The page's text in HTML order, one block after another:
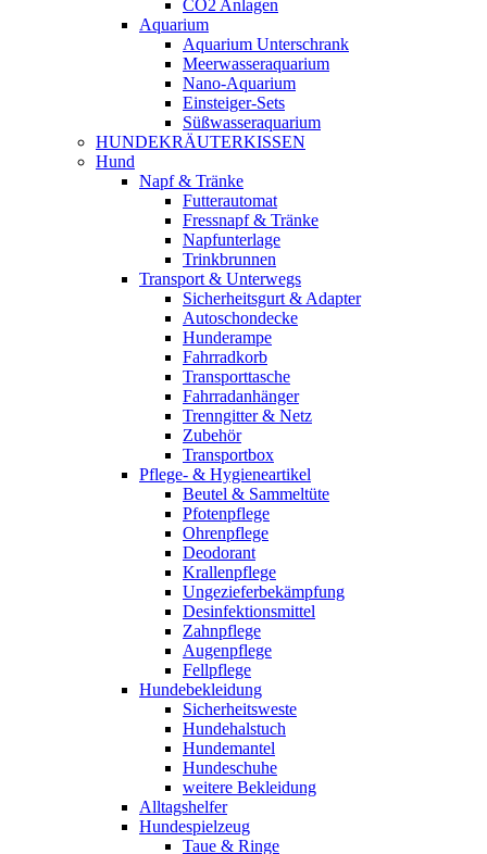
CO2 Anlagen
Aquarium
Aquarium Unterschrank
Meerwasseraquarium
Nano-Aquarium
Einsteiger-Sets
Süßwasseraquarium
HUNDEKRÄUTERKISSEN
Hund
Napf & Tränke
Futterautomat
Fressnapf & Tränke
Napfunterlage
Trinkbrunnen
Transport & Unterwegs
Sicherheitsgurt & Adapter
Autoschondecke
Hunderampe
Fahrradkorb
Transporttasche
Fahrradanhänger
Trenngitter & Netz
Zubehör
Transportbox
Pflege- & Hygieneartikel
Beutel & Sammeltüte
Pfotenpflege
Ohrenpflege
Deodorant
Krallenpflege
Ungezieferbekämpfung
Desinfektionsmittel
Zahnpflege
Augenpflege
Fellpflege
Hundebekleidung
Sicherheitsweste
Hundehalstuch
Hundemantel
Hundeschuhe
weitere Bekleidung
Alltagshelfer
Hundespielzeug
Taue & Ringe